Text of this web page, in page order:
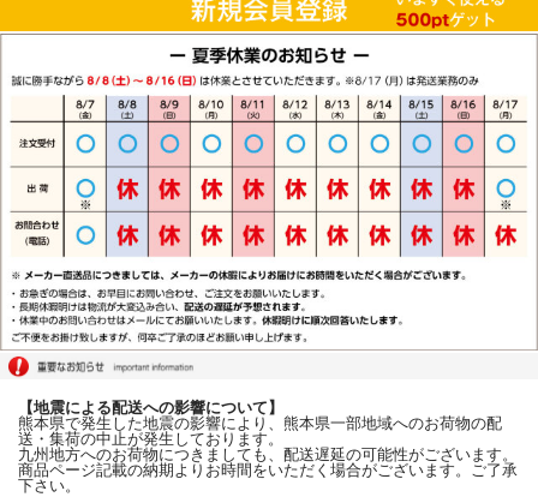
【地震による配送への影響について】
熊本県で発生した地震の影響により、熊本県一部地域へのお荷物の配
送・集荷の中止が発生しております。
九州地方へのお荷物につきましても、配送遅延の可能性がございます。
商品ページ記載の納期よりお時間をいただく場合がございます。ご了承
下さい。